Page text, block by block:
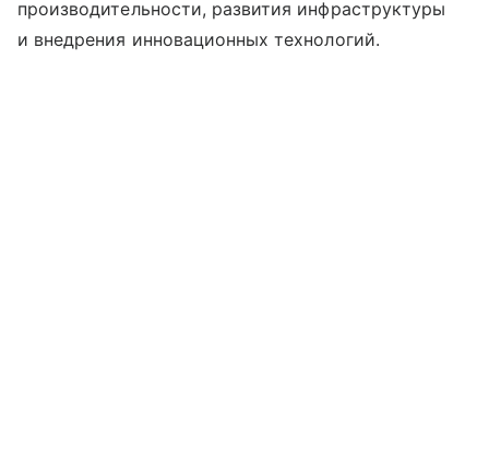
производительности, развития инфраструктуры
и внедрения инновационных технологий.